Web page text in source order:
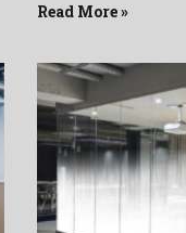
Read More »